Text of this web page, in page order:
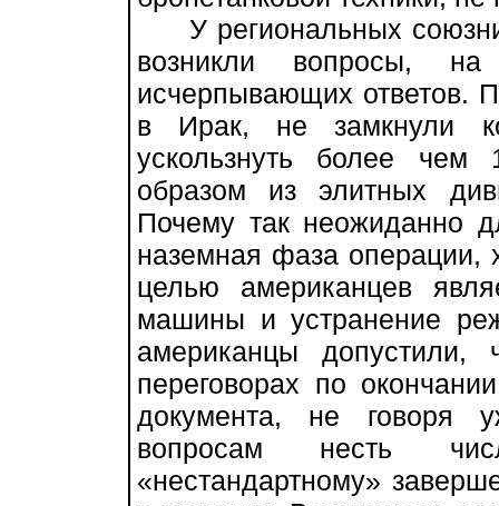
У региональных
возникли вопросы,
исчерпывающих ответов.
в Ирак, не замкнули
ускользнуть более чем
образом из элитных
Почему так неожиданно
наземная фаза операции,
целью американцев
машины и устранение
американцы допустили,
переговорах по
документа, не говоря
вопросам несть
«нестандартному»